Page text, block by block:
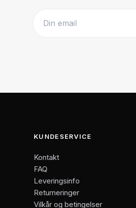
KUNDESERVICE
Kontakt
FAQ
Leveringsinfo
Returneringer
Vilkår og betingelser